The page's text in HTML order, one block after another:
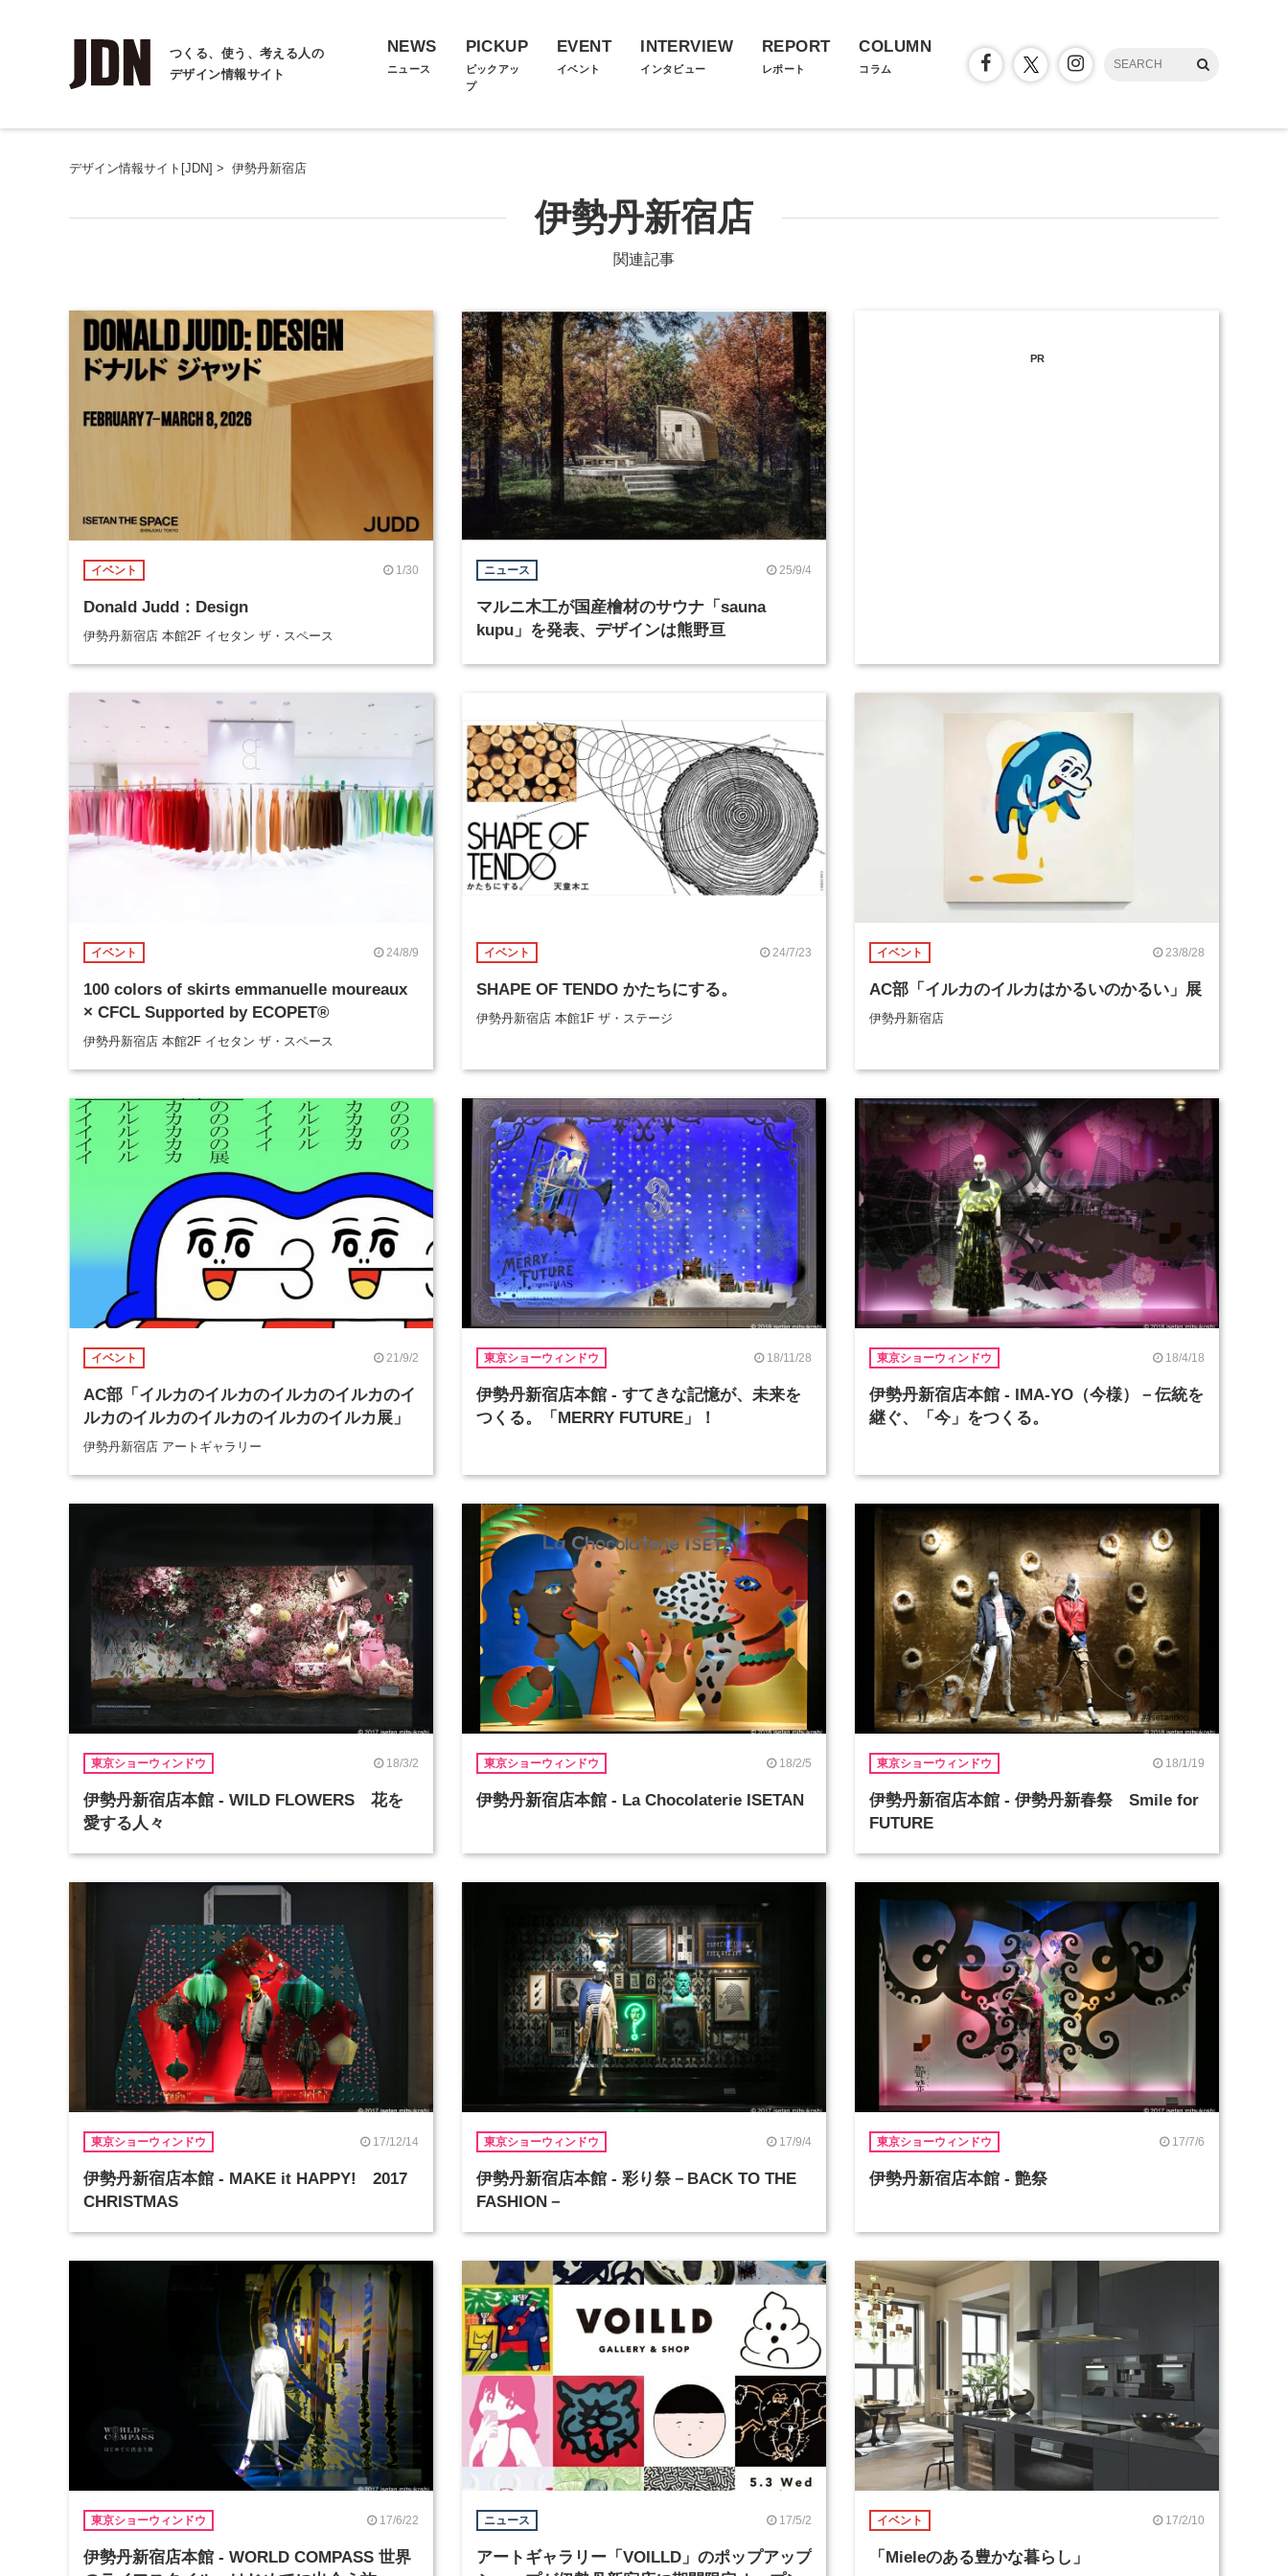
つくる、使う、考える人の
デザイン情報サイト
NEWS
ニュース
PICKUP
ピックアッ
プ
EVENT
イベント
INTERVIEW
インタビュー
REPORT
レポート
COLUMN
コラム
デザイン情報サイト[JDN] > 伊勢丹新宿店
伊勢丹新宿店
関連記事
イベント 1/30
Donald Judd：Design
伊勢丹新宿店 本館2F イセタン ザ・スペース
ニュース 25/9/4
マルニ木工が国産檜材のサウナ「sauna
kupu」を発表、デザインは熊野亘
PR
イベント 24/8/9
100 colors of skirts emmanuelle moureaux
× CFCL Supported by ECOPET®
伊勢丹新宿店 本館2F イセタン ザ・スペース
イベント 24/7/23
SHAPE OF TENDO かたちにする。
伊勢丹新宿店 本館1F ザ・ステージ
イベント 23/8/28
AC部「イルカのイルカはかるいのかるい」展
伊勢丹新宿店
イベント 21/9/2
AC部「イルカのイルカのイルカのイルカのイ
ルカのイルカのイルカのイルカのイルカ展」
伊勢丹新宿店 アートギャラリー
東京ショーウィンドウ 18/11/28
伊勢丹新宿店本館 - すてきな記憶が、未来を
つくる。「MERRY FUTURE」！
東京ショーウィンドウ 18/4/18
伊勢丹新宿店本館 - IMA-YO（今様）－伝統を
継ぐ、「今」をつくる。
東京ショーウィンドウ 18/3/2
伊勢丹新宿店本館 - WILD FLOWERS 花を
愛する人々
東京ショーウィンドウ 18/2/5
伊勢丹新宿店本館 - La Chocolaterie ISETAN
東京ショーウィンドウ 18/1/19
伊勢丹新宿店本館 - 伊勢丹新春祭 Smile for
FUTURE
東京ショーウィンドウ 17/12/14
伊勢丹新宿店本館 - MAKE it HAPPY! 2017
CHRISTMAS
東京ショーウィンドウ 17/9/4
伊勢丹新宿店本館 - 彩り祭－BACK TO THE
FASHION－
東京ショーウィンドウ 17/7/6
伊勢丹新宿店本館 - 艶祭
東京ショーウィンドウ 17/6/22
伊勢丹新宿店本館 - WORLD COMPASS 世界
ニュース 17/5/2
アートギャラリー「VOILLD」のポップアップ
イベント 17/2/10
「Mieleのある豊かな暮らし」